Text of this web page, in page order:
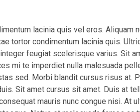
lacinia quis vel eros. Aliquam
tortor condimentum lacinia quis.
feugiat scelerisque varius. Sit
mi te imperdiet nulla malesuada
sed. Morbi blandit cursus risus at.
Sit amet cursus sit amet. Duis at
mauris nunc congue nisi. At